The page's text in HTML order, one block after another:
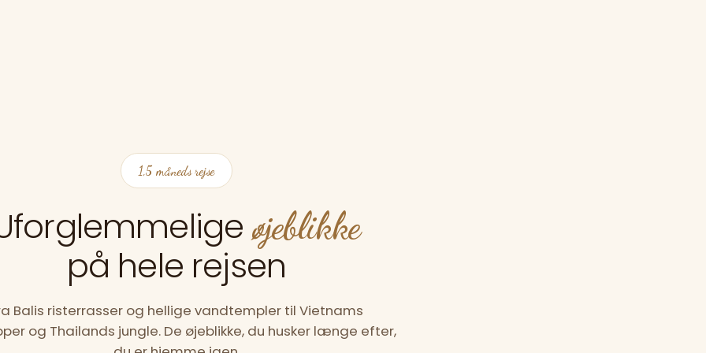
1,5 måneds rejse
øjeblikke
på hele rejsen
Balis risterrasser og hellige vandtempler til Vietnams
og Thailands jungle. De øjeblikke, du husker længe efter,